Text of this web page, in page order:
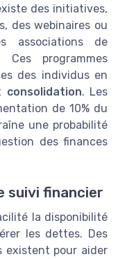
des initiatives,
des webinaires ou
associations de
Ces programmes
des individus en
consolidation. Les
de 10% du
une probabilité
des finances
suivi financier
la disponibilité
les dettes. Des
existent pour aider